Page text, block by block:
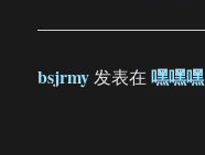
bsjrmy发表在嘿嘿嘿